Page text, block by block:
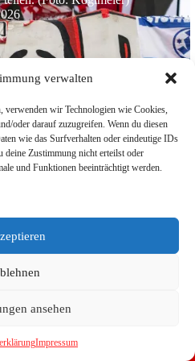
verwalten
verwenden wir Technologien wie Cookies,
oder darauf zuzugreifen. Wenn du diesen
wie das Surfverhalten oder eindeutige IDs
deine Zustimmung nicht erteilst oder
und Funktionen beeinträchtigt werden.
ansehen
Impressum